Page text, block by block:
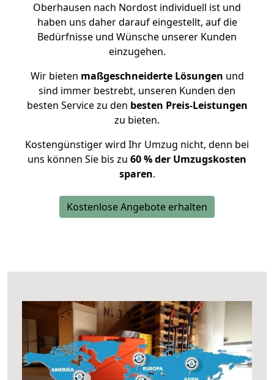
Oberhausen nach Nordost individuell ist und
haben uns daher darauf eingestellt, auf die
Bedürfnisse und Wünsche unserer Kunden
einzugehen.
Wir bieten maßgeschneiderte Lösungen und
sind immer bestrebt, unseren Kunden den
besten Service zu den besten Preis-Leistungen
zu bieten.
Kostengünstiger wird Ihr Umzug nicht, denn bei
uns können Sie bis zu 60 % der Umzugskosten
sparen.
Kostenlose Angebote erhalten